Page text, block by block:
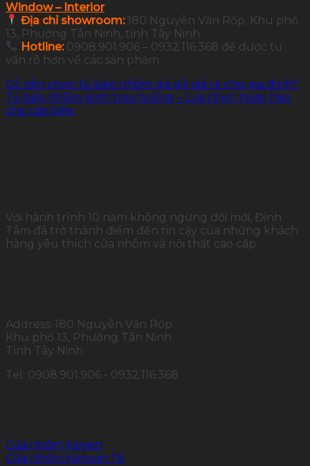
Window – Interior
Địa chỉ showroom:180 Nguyễn Văn Rốp, Khu phố
13, Phường Tân Ninh, tỉnh Tây Ninh.
Hotline: 0908.901.906 – 0932.116.368 để được tư
vấn rõ hơn về các sản phẩm.
Có nên chọn tủ bếp nhôm giả gỗ giá rẻ cho gia đình?
Tủ bếp nhôm kính treo tường – Lựa chọn hoàn hảo
cho căn bếp
Với hành trình 10 năm không ngừng đổi mới, Đỉnh
Tâm đã trở thành điểm đến tin cậy của những khách
hàng yêu thích cửa nhôm và nội thất cao cấp.
Address: 180 Nguyễn Văn Rốp
Khu phố 13, Phường Tân Ninh
Tỉnh Tây Ninh
Tel: 0908.901.906 - 0932.116.368
Cửa nhôm Kogen
Cửa nhôm Kenwin T6